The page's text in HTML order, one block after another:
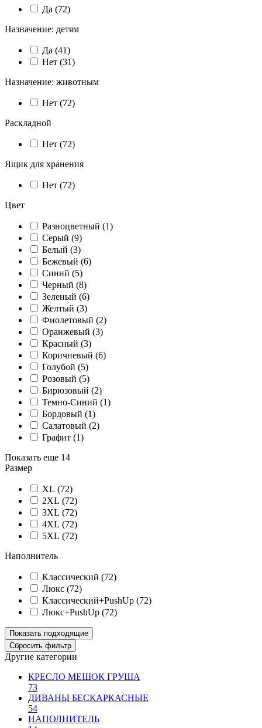
Да (72)
Назначение: детям
Да (41)
Нет (31)
Назначение: животным
Нет (72)
Раскладной
Нет (72)
Ящик для хранения
Нет (72)
Цвет
Разноцветный (1)
Серый (9)
Белый (3)
Бежевый (6)
Синий (5)
Черный (8)
Зеленый (6)
Желтый (3)
Фиолетовый (2)
Оранжевый (3)
Красный (3)
Коричневый (6)
Голубой (5)
Розовый (5)
Бирюзовый (2)
Темно-Синий (1)
Бордовый (1)
Салатовый (2)
Графит (1)
Показать еще 14
Размер
XL (72)
2XL (72)
3XL (72)
4XL (72)
5XL (72)
Наполнитель
Классический (72)
Люкс (72)
Классический+PushUp (72)
Люкс+PushUp (72)
Другие категории
КРЕСЛО МЕШОК ГРУША
73
ДИВАНЫ БЕСКАРКАСНЫЕ
54
НАПОЛНИТЕЛЬ